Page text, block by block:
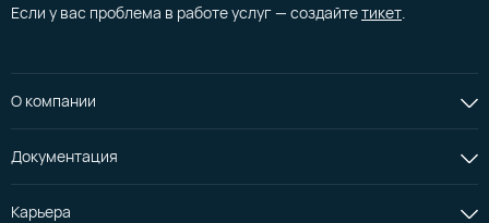
Если у вас проблема в работе услуг — создайтетикет
О компании
Документация
Карьера